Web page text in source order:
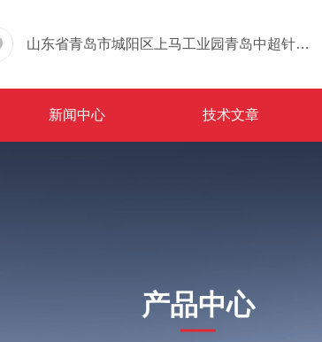
山东省青岛市城阳区上马工业园青岛中超针织有限公司院内东办公楼三层
新闻中心 技术文章
产品中心